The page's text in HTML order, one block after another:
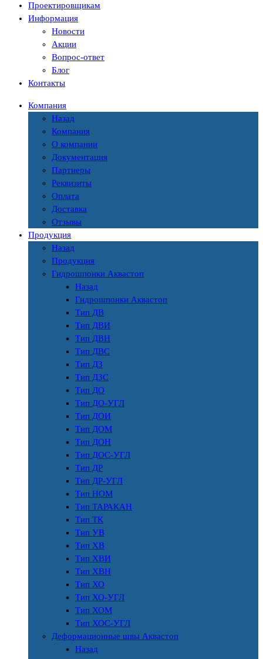
Проектировщикам
Информация
Новости
Акции
Вопрос-ответ
Блог
Контакты
Компания
Назад
Компания
О компании
Документация
Партнеры
Реквизиты
Оплата
Доставка
Отзывы
Продукция
Назад
Продукция
Гидрошпонки Аквастоп
Назад
Гидрошпонки Аквастоп
Тип ДВ
Тип ДВИ
Тип ДВН
Тип ДВС
Тип ДЗ
Тип ДЗС
Тип ДО
Тип ДО-УГЛ
Тип ДОИ
Тип ДОМ
Тип ДОН
Тип ДОС-УГЛ
Тип ДР
Тип ДР-УГЛ
Тип НОМ
Тип ТАРАКАН
Тип ТК
Тип УВ
Тип ХВ
Тип ХВИ
Тип ХВН
Тип ХО
Тип ХО-УГЛ
Тип ХОМ
Тип ХОС-УГЛ
Деформационные швы Аквастоп
Назад